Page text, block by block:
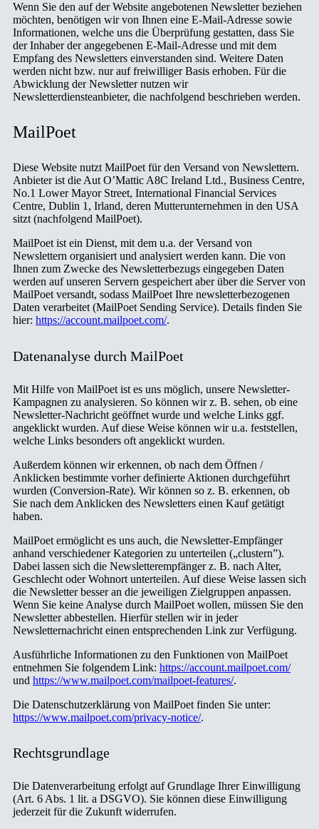
Wenn Sie den auf der Website angebotenen Newsletter beziehen
möchten, benötigen wir von Ihnen eine E-Mail-Adresse sowie
Informationen, welche uns die Überprüfung gestatten, dass Sie
der Inhaber der angegebenen E-Mail-Adresse und mit dem
Empfang des Newsletters einverstanden sind. Weitere Daten
werden nicht bzw. nur auf freiwilliger Basis erhoben. Für die
Abwicklung der Newsletter nutzen wir
Newsletterdiensteanbieter, die nachfolgend beschrieben werden.
MailPoet
Diese Website nutzt MailPoet für den Versand von Newslettern.
Anbieter ist die Aut O’Mattic A8C Ireland Ltd., Business Centre,
No.1 Lower Mayor Street, International Financial Services
Centre, Dublin 1, Irland, deren Mutterunternehmen in den USA
sitzt (nachfolgend MailPoet).
MailPoet ist ein Dienst, mit dem u.a. der Versand von
Newslettern organisiert und analysiert werden kann. Die von
Ihnen zum Zwecke des Newsletterbezugs eingegeben Daten
werden auf unseren Servern gespeichert aber über die Server von
MailPoet versandt, sodass MailPoet Ihre newsletterbezogenen
Daten verarbeitet (MailPoet Sending Service). Details finden Sie
hier: https://account.mailpoet.com/.
Datenanalyse durch MailPoet
Mit Hilfe von MailPoet ist es uns möglich, unsere Newsletter-
Kampagnen zu analysieren. So können wir z. B. sehen, ob eine
Newsletter-Nachricht geöffnet wurde und welche Links ggf.
angeklickt wurden. Auf diese Weise können wir u.a. feststellen,
welche Links besonders oft angeklickt wurden.
Außerdem können wir erkennen, ob nach dem Öffnen /
Anklicken bestimmte vorher definierte Aktionen durchgeführt
wurden (Conversion-Rate). Wir können so z. B. erkennen, ob
Sie nach dem Anklicken des Newsletters einen Kauf getätigt
haben.
MailPoet ermöglicht es uns auch, die Newsletter-Empfänger
anhand verschiedener Kategorien zu unterteilen („clustern”).
Dabei lassen sich die Newsletterempfänger z. B. nach Alter,
Geschlecht oder Wohnort unterteilen. Auf diese Weise lassen sich
die Newsletter besser an die jeweiligen Zielgruppen anpassen.
Wenn Sie keine Analyse durch MailPoet wollen, müssen Sie den
Newsletter abbestellen. Hierfür stellen wir in jeder
Newsletternachricht einen entsprechenden Link zur Verfügung.
Ausführliche Informationen zu den Funktionen von MailPoet
entnehmen Sie folgendem Link: https://account.mailpoet.com/
und https://www.mailpoet.com/mailpoet-features/.
Die Datenschutzerklärung von MailPoet finden Sie unter:
https://www.mailpoet.com/privacy-notice/.
Rechtsgrundlage
Die Datenverarbeitung erfolgt auf Grundlage Ihrer Einwilligung
(Art. 6 Abs. 1 lit. a DSGVO). Sie können diese Einwilligung
jederzeit für die Zukunft widerrufen.